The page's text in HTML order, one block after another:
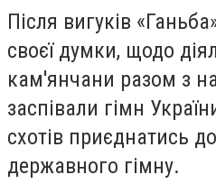
Після вигуків
своєї думки, щодо
кам'янчани разом з
заспівали гімн
схотів приєднатись
державного гімну.